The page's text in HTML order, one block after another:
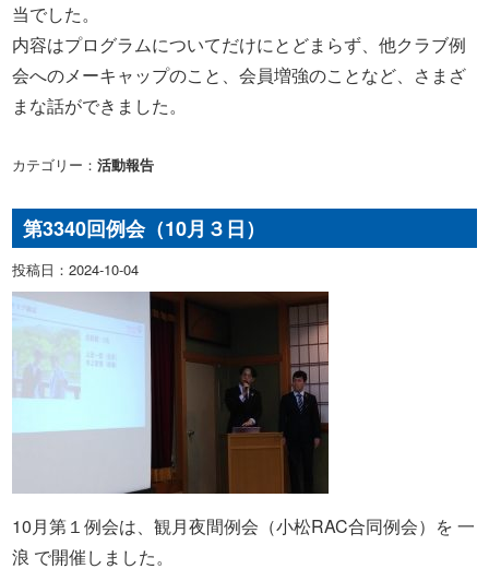
当でした。
内容はプログラムについてだけにとどまらず、他クラブ例
会へのメーキャップのこと、会員増強のことなど、さまざ
まな話ができました。
カテゴリー：活動報告
第3340回例会（10月３日）
投稿日：2024-10-04
10月第１例会は、観月夜間例会（小松RAC合同例会）を 一
浪 で開催しました。